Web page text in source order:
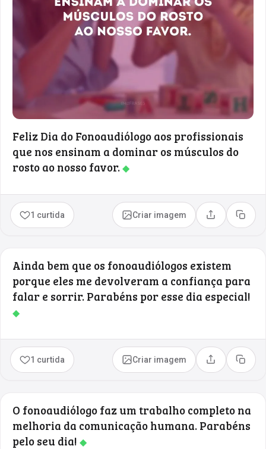
Feliz Dia do Fonoaudiólogo aos profissionais
que nos ensinam a dominar os músculos do
rosto ao nosso favor.◆
1 curtida Criar imagem Compartilhar
Copiar
Ainda bem que os fonoaudiólogos existem
porque eles me devolveram a confiança para
falar e sorrir. Parabéns por esse dia especial!
◆
1 curtida Criar imagem Compartilhar
Copiar
O fonoaudiólogo faz um trabalho completo na
melhoria da comunicação humana. Parabéns
pelo seu dia! ◆